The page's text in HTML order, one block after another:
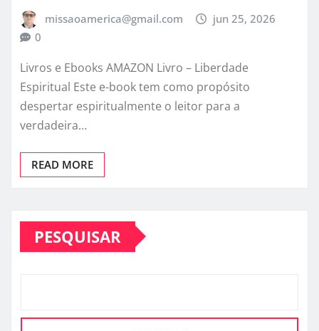
missaoamerica@gmail.com
jun 25, 2026
0
Livros e Ebooks AMAZON Livro – Liberdade
Espiritual Este e-book tem como propósito
despertar espiritualmente o leitor para a
verdadeira…
READ MORE
PESQUISAR